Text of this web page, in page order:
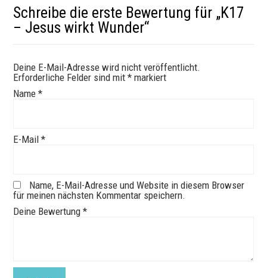
Schreibe die erste Bewertung für „K17
– Jesus wirkt Wunder“
Deine E-Mail-Adresse wird nicht veröffentlicht.
Erforderliche Felder sind mit* markiert
Name*
E-Mail*
Name, E-Mail-Adresse und Website in diesem Browser
für meinen nächsten Kommentar speichern.
Deine Bewertung*